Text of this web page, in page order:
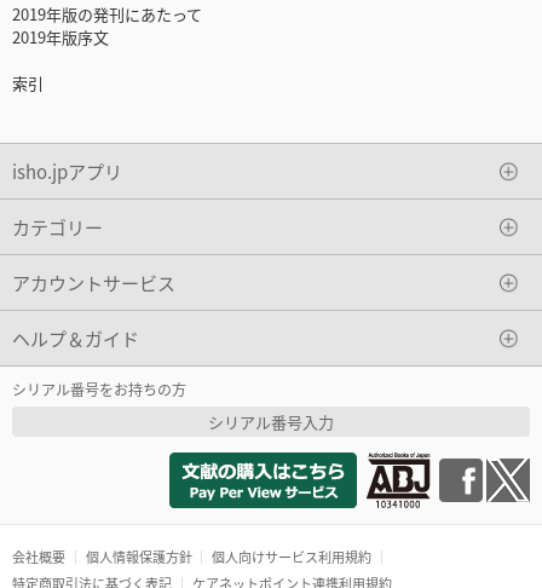
2019年版の発刊にあたって
2019年版序文
索引
isho.jpアプリ
カテゴリー
アカウントサービス
ヘルプ＆ガイド
シリアル番号をお持ちの方
シリアル番号入力
会社概要 個人情報保護方針
個人向けサービス利用規約
特定商取引法に基づく表記
ケアネットポイント連携利用規約